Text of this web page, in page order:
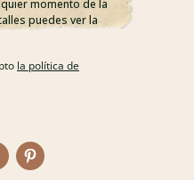
momento de la
puedes ver la
la política de